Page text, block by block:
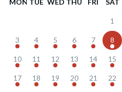
MON TUE WED THU FRI SAT
1
3 4 5 6 7 8
10 11 12 13 14 15
17 18 19 20 21 22